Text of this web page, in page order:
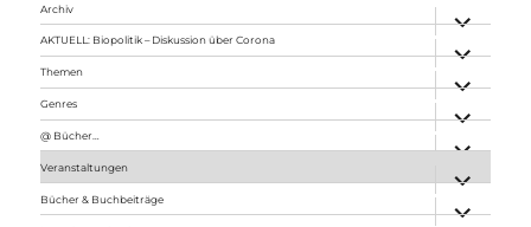
Archiv
anzeigen
AKTUELL: Biopolitik – Diskussion über Corona
anzeigen
Themen
anzeigen
Genres
anzeigen
@ Bücher…
Veranstaltungen
anzeigen
Bücher & Buchbeiträge